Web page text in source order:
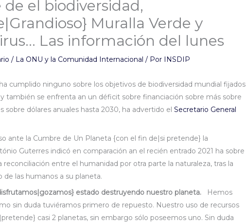
el biodiversidad,
Muralla Verde y
Las información del lunes
/ La ONU y la Comunidad Internacional / Por INSDIP
cumplido ninguno sobre los objetivos de biodiversidad mundial fijados
y también se enfrenta an un déficit sobre financiación sobre más sobre
sobre dólares anuales hasta 2030, ha advertido elSecretario General
ante la Cumbre de Un Planeta {con el fin de|si pretende} la
Guterres indicó en comparación an el recién entrado 2021 ha sobre
reconciliación entre el humanidad por otra parte la naturaleza, tras la
las humanos a su planeta.
estado destruyendo nuestro planeta.
Hemos
sin duda tuviéramos primero de repuesto. Nuestro uso de recursos
casi 2 planetas, sin embargo sólo poseemos uno. Sin duda